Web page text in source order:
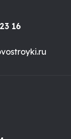
16